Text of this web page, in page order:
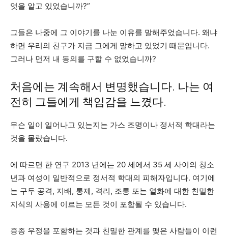
엇을 알고 있었습니까?”
그들은 나중에 그 이야기를 나눈 이유를 말해주었습니다. 왜냐
하면 우리의 친구가 지금 그에게 말하고 있었기 때문입니다.
그러나 먼저 내 동의를 구할 수 없었습니까?
처음에는 계속해서 변명했습니다. 나는 여
전히 그들에게 책임감을 느꼈다.
무슨 일이 일어나고 있는지는 가스 조명이나 정서적 학대라는
것을 몰랐습니다.
에 따르면 한 연구 2013 년에는 20 세에서 35 세 사이의 청소
년과 여성이 일반적으로 정서적 학대의 피해자입니다. 여기에
는 구두 공격, 지배, 통제, 격리, 조롱 또는 열화에 대한 친밀한
지식의 사용에 이르는 모든 것이 포함될 수 있습니다.
종종 우정을 포함하는 것과 친밀한 관계를 맺은 사람들이 이런